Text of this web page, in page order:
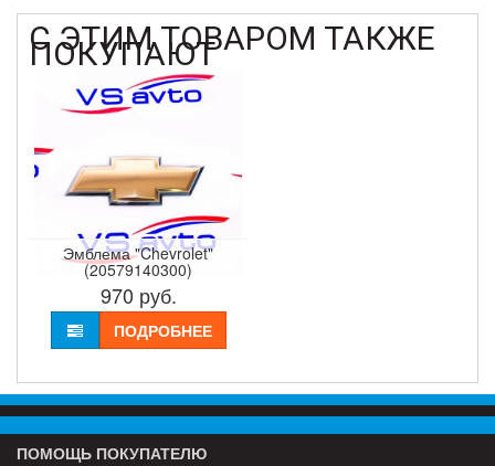
С ЭТИМ ТОВАРОМ ТАКЖЕ
ПОКУПАЮТ
Эмблема "Chevrolet"
(20579140300)
970 руб.
ПОДРОБНЕЕ
ПОМОЩЬ ПОКУПАТЕЛЮ